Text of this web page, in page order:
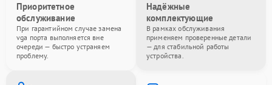
Приоритетное
обслуживание
При гарантийном случае замена
vga порта выполняется вне
очереди — быстро устраняем
проблему.
Надёжные
комплектующие
В рамках обслуживания
применяем проверенные детали
— для стабильной работы
устройства.